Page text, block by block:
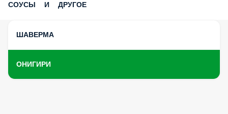
СОУСЫ И ДРУГОЕ
ШАВЕРМА
ОНИГИРИ